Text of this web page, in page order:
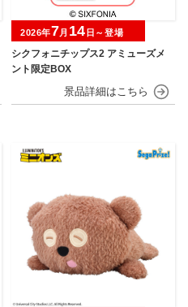
シクフォニチップス2 アミューズメ
ント限定BOX
2026年7月 14 日～登場